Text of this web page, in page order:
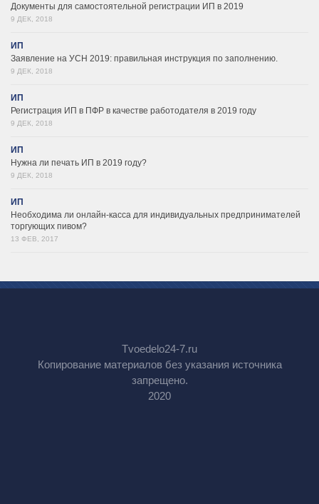
Документы для самостоятельной регистрации ИП в 2019
9 ДЕК, 2018
ИП
Заявление на УСН 2019: правильная инструкция по заполнению.
9 ДЕК, 2018
ИП
Регистрация ИП в ПФР в качестве работодателя в 2019 году
9 ДЕК, 2018
ИП
Нужна ли печать ИП в 2019 году?
9 ДЕК, 2018
ИП
Необходима ли онлайн-касса для индивидуальных предпринимателей
торгующих пивом?
13 ФЕВ, 2017
Tvoedelo24-7.ru
Копирование материалов без указания источника
запрещено.
2020